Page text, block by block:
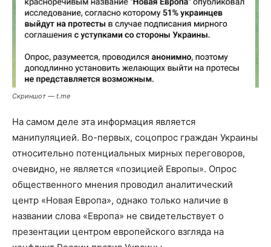
Скриншот — t.me
На самом деле эта информация является
манипуляцией. Во-первых, соцопрос граждан Украины
относительно потенциальных мирных переговоров,
очевидно, не является «позицией Европы». Опрос
общественного мнения проводил аналитический
центр «Новая Европа», однако только наличие в
названии слова «Европа» не свидетельствует о
презентации центром европейского взгляда на